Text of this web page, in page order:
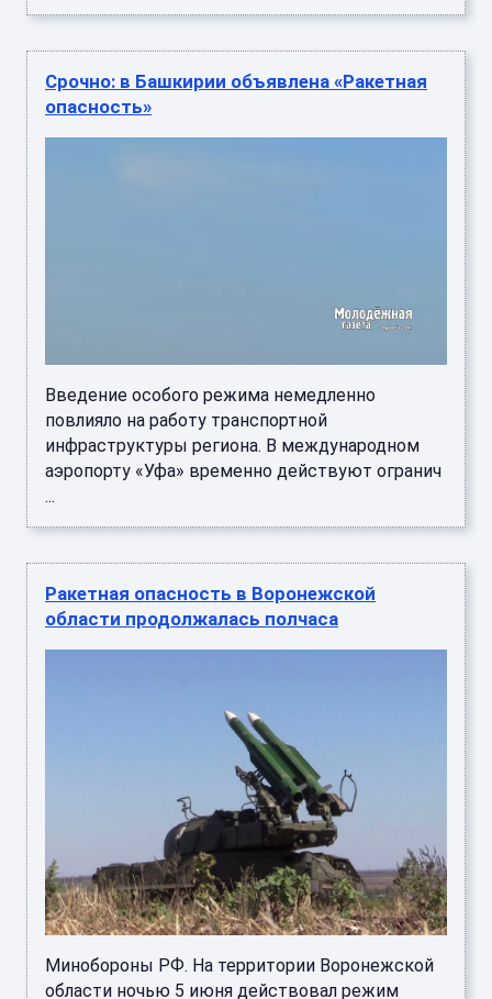
Срочно: в Башкирии объявлена «Ракетная
опасность»
Введение особого режима немедленно
повлияло на работу транспортной
инфраструктуры региона. В международном
аэропорту «Уфа» временно действуют огранич
...
Ракетная опасность в Воронежской
области продолжалась полчаса
Минобороны РФ. На территории Воронежской
области ночью 5 июня действовал режим